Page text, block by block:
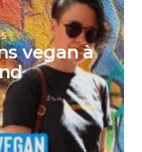
vegan à